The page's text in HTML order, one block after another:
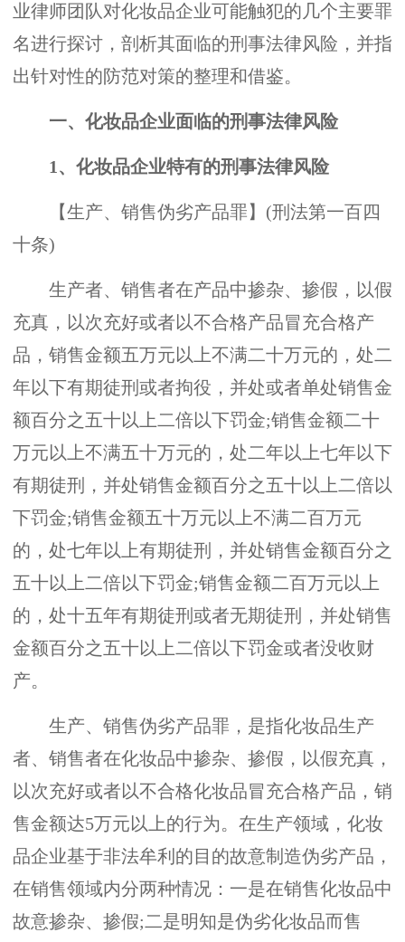
业律师团队对化妆品企业可能触犯的几个主要罪
名进行探讨，剖析其面临的刑事法律风险，并指
出针对性的防范对策的整理和借鉴。
一、化妆品企业面临的刑事法律风险
1、化妆品企业特有的刑事法律风险
【生产、销售伪劣产品罪】(刑法第一百四
十条)
生产者、销售者在产品中掺杂、掺假，以假
充真，以次充好或者以不合格产品冒充合格产
品，销售金额五万元以上不满二十万元的，处二
年以下有期徒刑或者拘役，并处或者单处销售金
额百分之五十以上二倍以下罚金;销售金额二十
万元以上不满五十万元的，处二年以上七年以下
有期徒刑，并处销售金额百分之五十以上二倍以
下罚金;销售金额五十万元以上不满二百万元
的，处七年以上有期徒刑，并处销售金额百分之
五十以上二倍以下罚金;销售金额二百万元以上
的，处十五年有期徒刑或者无期徒刑，并处销售
金额百分之五十以上二倍以下罚金或者没收财
产。
生产、销售伪劣产品罪，是指化妆品生产
者、销售者在化妆品中掺杂、掺假，以假充真，
以次充好或者以不合格化妆品冒充合格产品，销
售金额达5万元以上的行为。在生产领域，化妆
品企业基于非法牟利的目的故意制造伪劣产品，
在销售领域内分两种情况：一是在销售化妆品中
故意掺杂、掺假;二是明知是伪劣化妆品而售